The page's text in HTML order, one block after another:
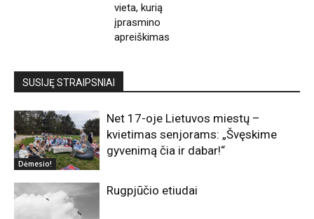
vieta, kurią
įprasmino
apreiškimas
SUSIJĘ STRAIPSNIAI
Dėmesio!
Net 17-oje Lietuvos miestų –
kvietimas senjorams: „Švęskime
gyvenimą čia ir dabar!“
Rugpjūčio etiudai